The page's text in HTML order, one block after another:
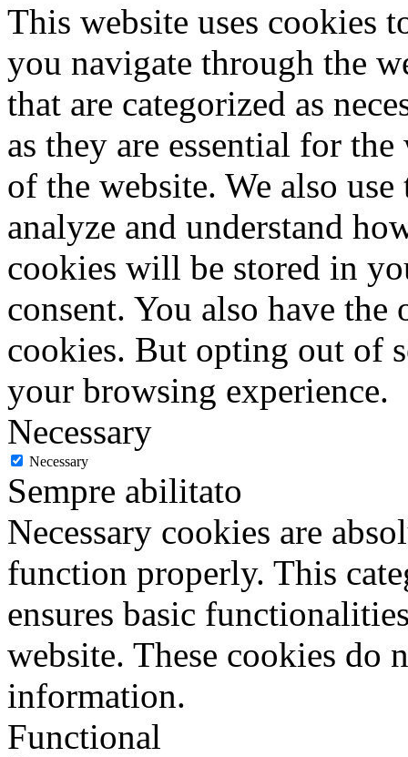
This website uses cookies
you navigate through the
that are categorized as
as they are essential for
of the website. We also
analyze and understand
cookies will be stored in
consent. You also have
cookies. But opting out of
your browsing experience.
Necessary
Necessary
Sempre abilitato
Necessary cookies are
function properly. This
ensures basic
website. These cookies do
information.
Functional